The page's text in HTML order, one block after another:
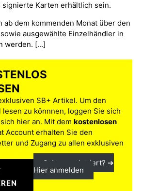
signierte Karten erhältlich sein.
ab dem kommenden Monat über den
ausgewählte Einzelhändler in
werden. [...]
SB+ Artikel. Um den
zu könnnen, loggen Sie sich
hier an. Mit dem kostenlosen
Account erhalten Sie den
und Zugang zu allen exklusiven
Schon registriert? ➔
Hier anmelden